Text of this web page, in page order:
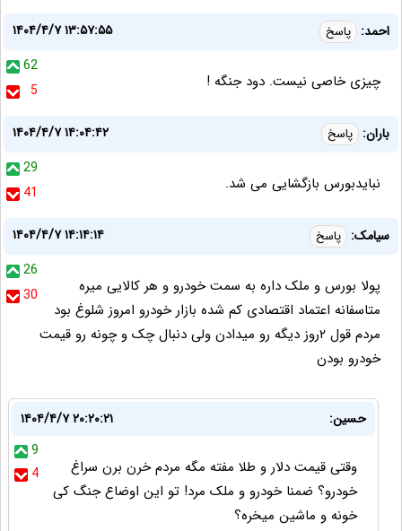
احمد: پاسخ
۱۴۰۴/۴/۷ ۱۳:۵۷:۵۵
62
5
چیزی خاصی نیست. دود جنگه !
باران: پاسخ
۱۴۰۴/۴/۷ ۱۴:۰۴:۴۲
29
41
نبایدبورس بازگشایی می شد.
سیامک: پاسخ
۱۴۰۴/۴/۷ ۱۴:۱۴:۱۴
26
30
پولا بورس و ملک داره به سمت خودرو و هر کالایی میره
متاسفانه اعتماد اقتصادی کم شده بازار خودرو امروز شلوغ بود
مردم قول ۲روز دیگه رو میدادن ولی دنبال چک و چونه رو قیمت
خودرو بودن
حسین:
۱۴۰۴/۴/۷ ۲۰:۲۰:۲۱
9
4
وقتی قیمت دلار و طلا مفته مگه مردم خرن برن سراغ
خودرو؟ ضمنا خودرو و ملک مرد! تو این اوضاع جنگ کی
خونه و ماشین میخره؟